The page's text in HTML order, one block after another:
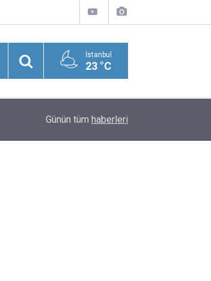
İstanbul
23 °C
Yaralılar Olduğu Bildirildi
Günün tüm haberleri